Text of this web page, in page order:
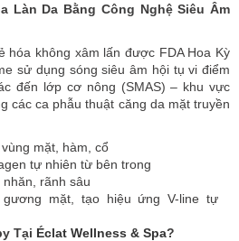
Làn Da Bằng Công Nghệ Siêu Âm
hóa không xâm lấn được FDA Hoa Kỳ
sử dụng sóng siêu âm hội tụ vi điểm
đến lớp cơ nông (SMAS) – khu vực
các ca phẫu thuật căng da mặt truyền
mặt, hàm, cổ
tự nhiên từ bên trong
rãnh sâu
mặt, tạo hiệu ứng V-line tự
Tại Éclat Wellness & Spa?